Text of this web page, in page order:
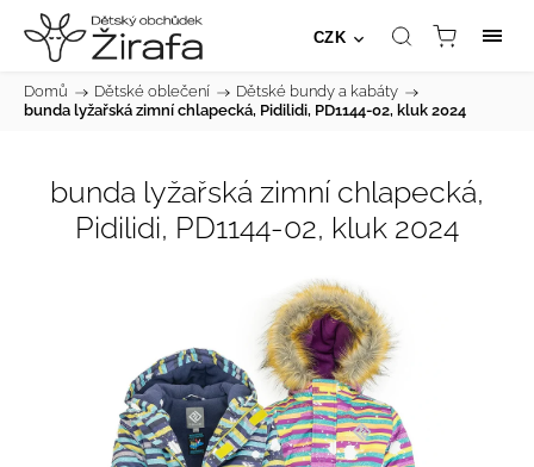
CZK
Domů / Dětské oblečení / Dětské bundy a kabáty /
bunda lyžařská zimní chlapecká, Pidilidi, PD1144-02, kluk 2024
bunda lyžařská zimní chlapecká,
Pidilidi, PD1144-02, kluk 2024